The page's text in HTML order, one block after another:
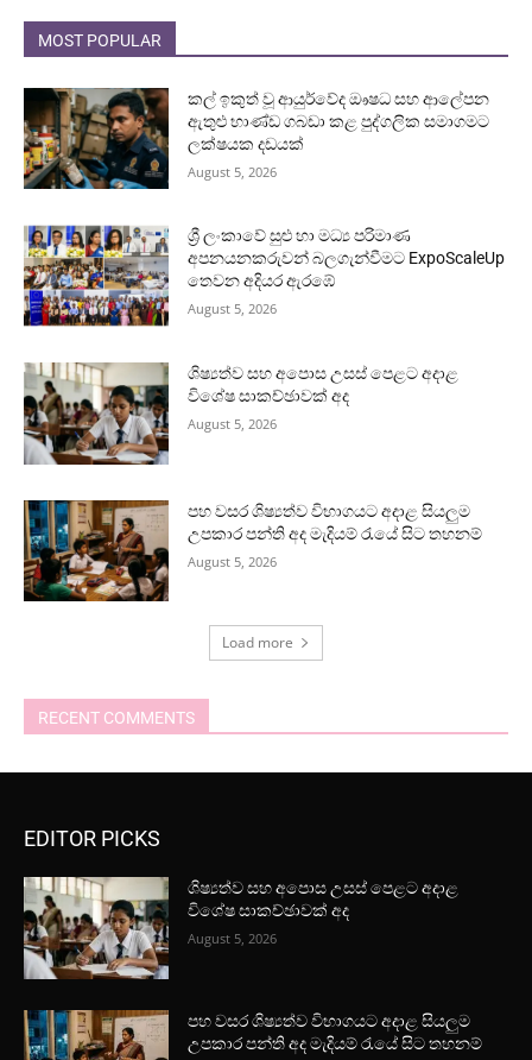
MOST POPULAR
කල් ඉකුත් වූ ආයුර්වේද ඖෂධ සහ ආලේපන
ඇතුළු භාණ්ඩ ගබඩා කළ පුද්ගලික සමාගමට
ලක්ෂයක දඩයක්
August 5, 2026
ශ්‍රී ලංකාවේ සුළු හා මධ්‍ය පරිමාණ
අපනයනකරුවන් බලගැන්වීමට ExpoScaleUp
තෙවන අදියර ඇරඹේ
August 5, 2026
ශිෂ්‍යත්ව සහ අපොස උසස් පෙළට අදාළ
විශේෂ සාකච්ඡාවක් අද
August 5, 2026
පහ වසර ශිෂ්‍යත්ව විභාගයට අදාළ සියලුම
උපකාර පන්ති අද මැදියම් රැයේ සිට තහනම්
August 5, 2026
Load more
RECENT COMMENTS
EDITOR PICKS
ශිෂ්‍යත්ව සහ අපොස උසස් පෙළට අදාළ
විශේෂ සාකච්ඡාවක් අද
August 5, 2026
පහ වසර ශිෂ්‍යත්ව විභාගයට අදාළ සියලුම
උපකාර පන්ති අද මැදියම් රැයේ සිට තහනම්